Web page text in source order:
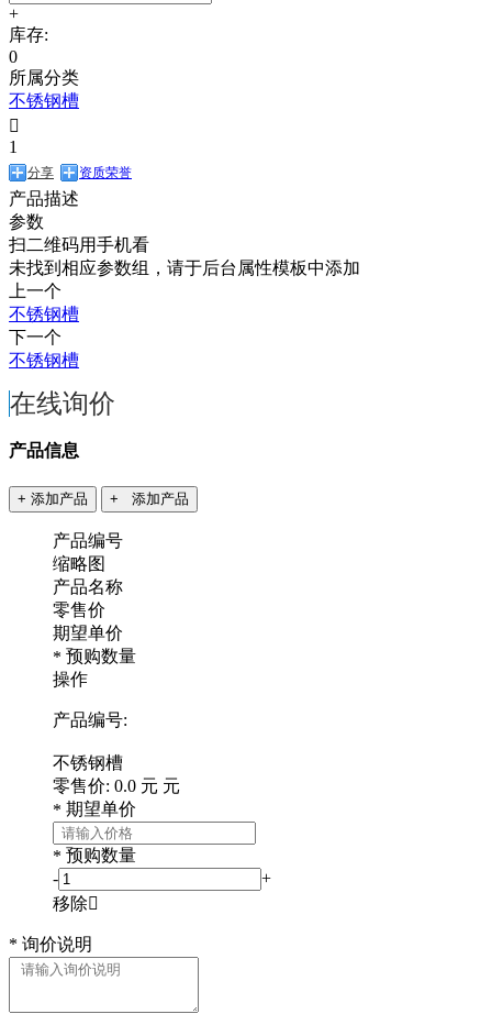
+
库存:
0
所属分类
不锈钢槽

1
分享 资质荣誉
产品描述
参数
扫二维码用手机看
未找到相应参数组，请于后台属性模板中添加
上一个
不锈钢槽
下一个
不锈钢槽
在线询价
产品信息
+ 添加产品 + 添加产品
产品编号
缩略图
产品名称
零售价
期望单价
* 预购数量
操作
产品编号:
不锈钢槽
零售价: 0.0 元 元
* 期望单价
* 预购数量
-
+
移除
* 询价说明